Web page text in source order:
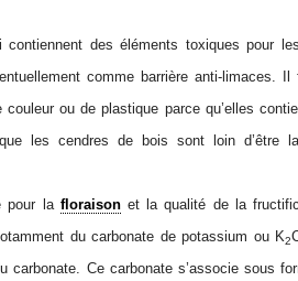
des éléments toxiques pour
comme barrière anti-limaces. Il
ou de plastique parce qu’elles
les cendres de bois sont loin d’être
pour la floraisonet la qualité de la
du carbonate de potassium ou K2
carbonate. Ce carbonate s’associe sous